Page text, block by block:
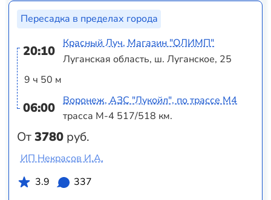
Пересадка в пределах города
20:10
9 ч 50 м
06:00
От3780 руб.
Красный Луч, Магазин "ОЛИМП"
Луганская область, ш. Луганское, 25
Воронеж, АЗС "Лукойл", по трассе М4
трасса М-4 517/518 км.
ИП Некрасов И.А.
3.9
337